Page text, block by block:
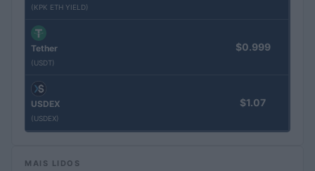
(KPK ETH YIELD)
Tether
(USDT)
$0.999
USDEX
(USDEX)
$1.07
MAIS LIDOS